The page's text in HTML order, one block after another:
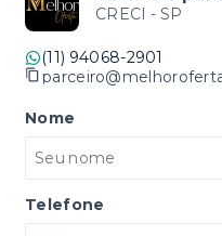
CRECI - SP
(11) 94068-2901
Nome
Telefone